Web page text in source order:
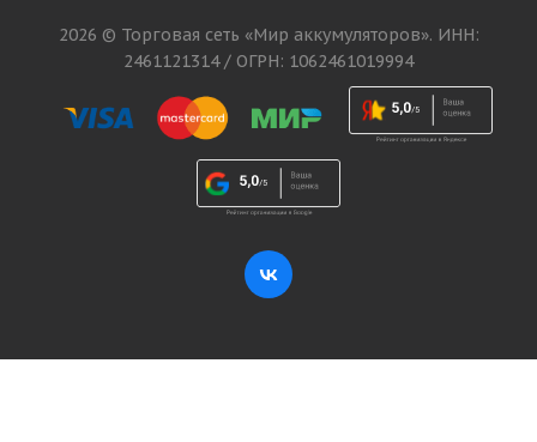
2026 © Торговая сеть «Мир аккумуляторов». ИНН:
2461121314 / ОГРН: 1062461019994